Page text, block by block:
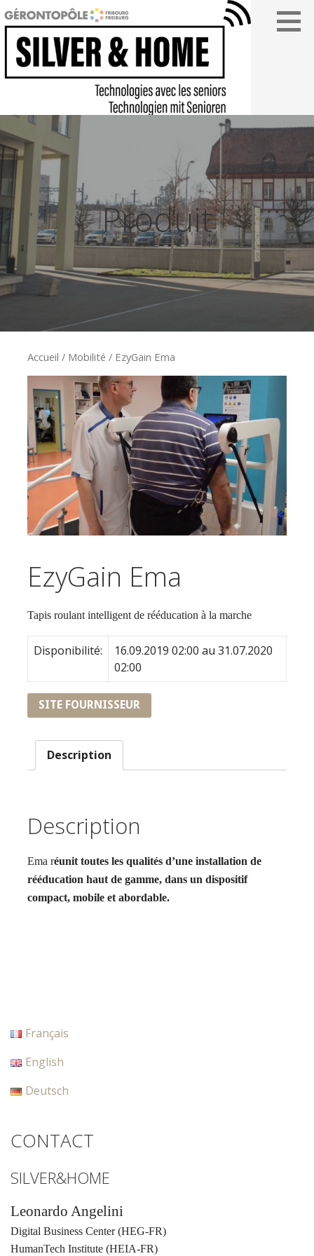
Passer
au
contenu
SILVER&HOME
Produit
Accueil / Mobilité / EzyGain Ema
EzyGain Ema
Tapis roulant intelligent de rééducation à la marche
Disponibilité:
16.09.2019 02:00 au 31.07.2020
02:00
SITE FOURNISSEUR
Description
Description
Ema réunit toutes les qualités d’une installation de
rééducation haut de gamme, dans un dispositif
compact, mobile et abordable.
Français
English
Deutsch
CONTACT
SILVER&HOME
Leonardo Angelini
Digital Business Center (HEG-FR)
HumanTech Institute (HEIA-FR)